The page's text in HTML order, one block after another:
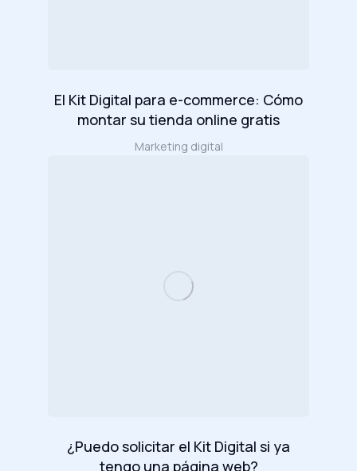
El Kit Digital para e-commerce: Cómo
montar su tienda online gratis
Marketing digital
¿Puedo solicitar el Kit Digital si ya
tengo una página web?